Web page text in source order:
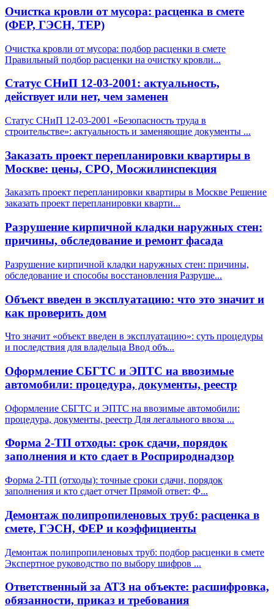
Очистка кровли от мусора: расценка в смете
(ФЕР, ГЭСН, ТЕР)
Очистка кровли от мусора: подбор расценки в смете
Правильный подбор расценки на очистку кровли...
Статус СНиП 12-03-2001: актуальность,
действует или нет, чем заменен
Статус СНиП 12-03-2001 «Безопасность труда в
строительстве»: актуальность и заменяющие документы ...
Заказать проект перепланировки квартиры в
Москве: цены, СРО, Мосжилинспекция
Заказать проект перепланировки квартиры в Москве Решение
заказать проект перепланировки кварти...
Разрушение кирпичной кладки наружных стен:
причины, обследование и ремонт фасада
Разрушение кирпичной кладки наружных стен: причины,
обследование и способы восстановления Разруше...
Объект введен в эксплуатацию: что это значит и
как проверить дом
Что значит «объект введен в эксплуатацию»: суть процедуры
и последствия для владельца Ввод объ...
Оформление СБГТС и ЭПТС на ввозимые
автомобили: процедура, документы, реестр
Оформление СБГТС и ЭПТС на ввозимые автомобили:
процедура, документы, реестр Для легального ввоза ...
Форма 2-ТП отходы: срок сдачи, порядок
заполнения и кто сдает в Росприроднадзор
Форма 2-ТП (отходы): точные сроки сдачи, порядок
заполнения и кто сдает отчет Прямой ответ: Ф...
Демонтаж полипропиленовых труб: расценка в
смете, ГЭСН, ФЕР и коэффициенты
Демонтаж полипропиленовых труб: подбор расценки в смете
Экспертное руководство по выбору шифров ...
Ответственный за АТЗ на объекте: расшифровка,
обязанности, приказ и требования